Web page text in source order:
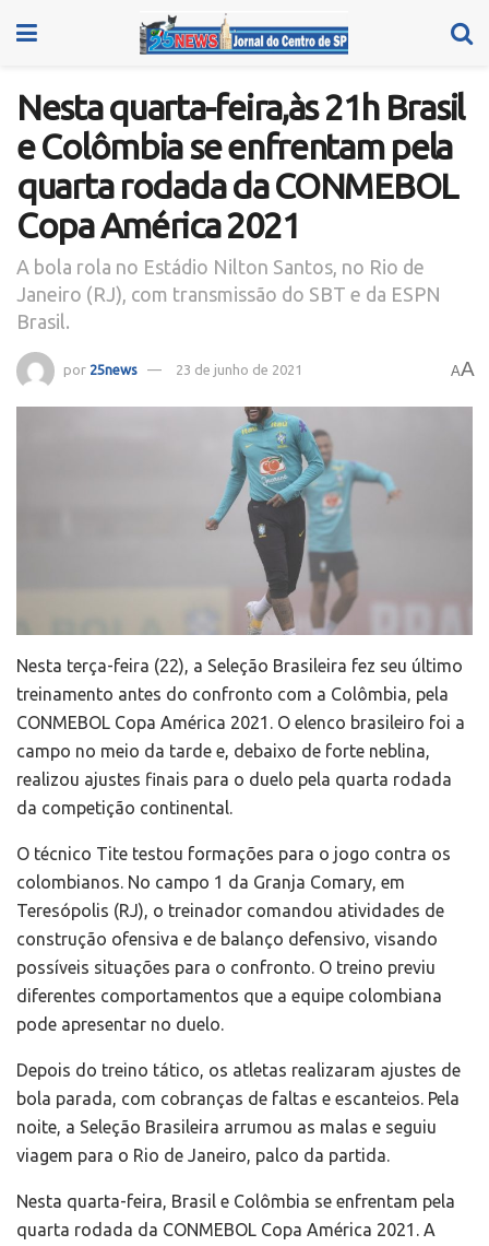
Nesta quarta-feira,às 21h Brasil
e Colômbia se enfrentam pela
quarta rodada da CONMEBOL
Copa América 2021
A bola rola no Estádio Nilton Santos, no Rio de
Janeiro (RJ), com transmissão do SBT e da ESPN
Brasil.
por 25news 23 de junho de 2021 AA
Nesta terça-feira (22), a Seleção Brasileira fez seu último
treinamento antes do confronto com a Colômbia, pela
CONMEBOL Copa América 2021. O elenco brasileiro foi a
campo no meio da tarde e, debaixo de forte neblina,
realizou ajustes finais para o duelo pela quarta rodada
da competição continental.
O técnico Tite testou formações para o jogo contra os
colombianos. No campo 1 da Granja Comary, em
Teresópolis (RJ), o treinador comandou atividades de
construção ofensiva e de balanço defensivo, visando
possíveis situações para o confronto. O treino previu
diferentes comportamentos que a equipe colombiana
pode apresentar no duelo.
Depois do treino tático, os atletas realizaram ajustes de
bola parada, com cobranças de faltas e escanteios. Pela
noite, a Seleção Brasileira arrumou as malas e seguiu
viagem para o Rio de Janeiro, palco da partida.
Nesta quarta-feira, Brasil e Colômbia se enfrentam pela
quarta rodada da CONMEBOL Copa América 2021. A